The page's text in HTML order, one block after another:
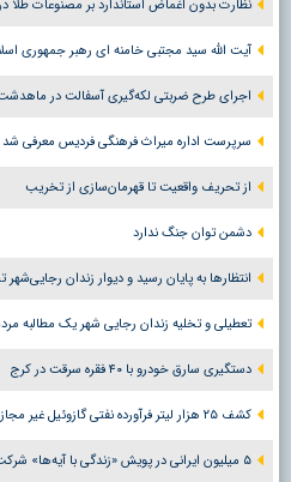
نظارت بدون اغماض استاندارد بر مصنوعات طلا در
آیت الله سید مجتبی خامنه ای رهبر جمهوری
اجرای طرح ضربتی لکه‌گیری آسفالت در ماهدشت
سرپرست اداره میراث فرهنگی فردیس معرفی شد
از تحریف واقعیت تا قهرمان‌سازی از تخریب
دشمن توان جنگ ندارد
انتظارها به پایان رسید و دیوار زندان
تعطیلی و تخلیه زندان رجایی شهر یک مطالبه
دستگیری سارق خودرو با ۴۰ فقره سرقت در کرج
کشف ۲۵ هزار لیتر فرآورده نفتی گازوئیل غیر مجاز در اشتهارد
۵ میلیون ایرانی در پویش «زندگی با آیه‌ها» شرکت کردند